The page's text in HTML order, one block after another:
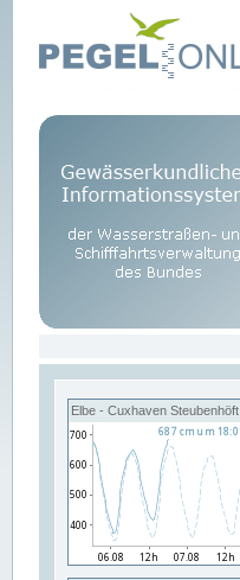
Elbe - Cuxhaven Steubenhöft